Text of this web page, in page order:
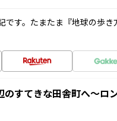
す。たまたま『地球の歩
すてきな田舎町へ～ロ